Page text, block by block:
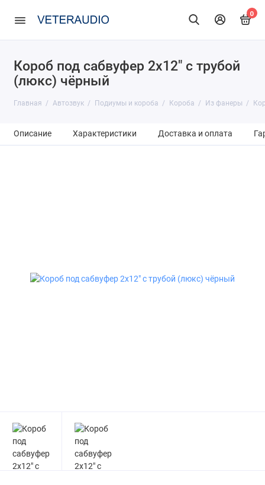
0
Короб под сабвуфер 2х12" с трубой
(люкс) чёрный
Главная Автозвук Подиумы и короба Короба Из фанеры
Описание Характеристики Доставка и оплата